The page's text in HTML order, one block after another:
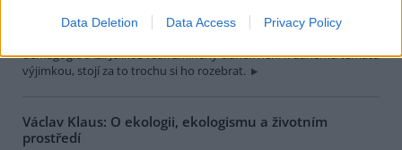
Data Deletion Data Access Privacy Policy
čtenáři jsou duševně retardovaní jedinci bez paměti. Jinak si totiž
demagogie a lži. Jelikož však zmíněný článek není k danému tématu
výjimkou, stojí za to trochu si ho rozebrat.
Václav Klaus: O ekologii, ekologismu a životním
prostředí